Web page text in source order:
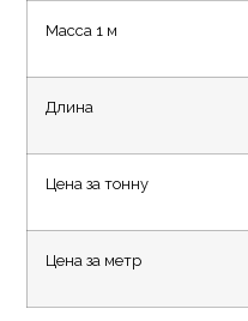
Масса 1 м
Длина
Цена за тонну
Цена за метр